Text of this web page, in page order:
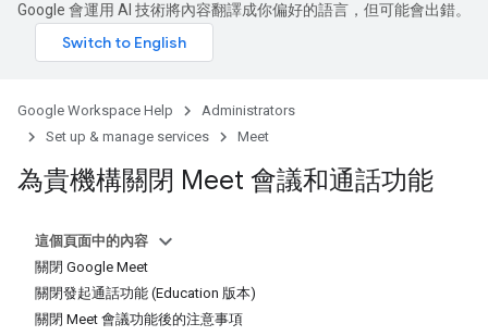
Google 會運用 AI 技術將內容翻譯成你偏好的語言，但可能會出錯。
Google Workspace Help
Administrators
Set up & manage services
Meet
為貴機構關閉 Meet 會議和通話功能
這個頁面中的內容
關閉 Google Meet
關閉發起通話功能 (Education 版本)
關閉 Meet 會議功能後的注意事項